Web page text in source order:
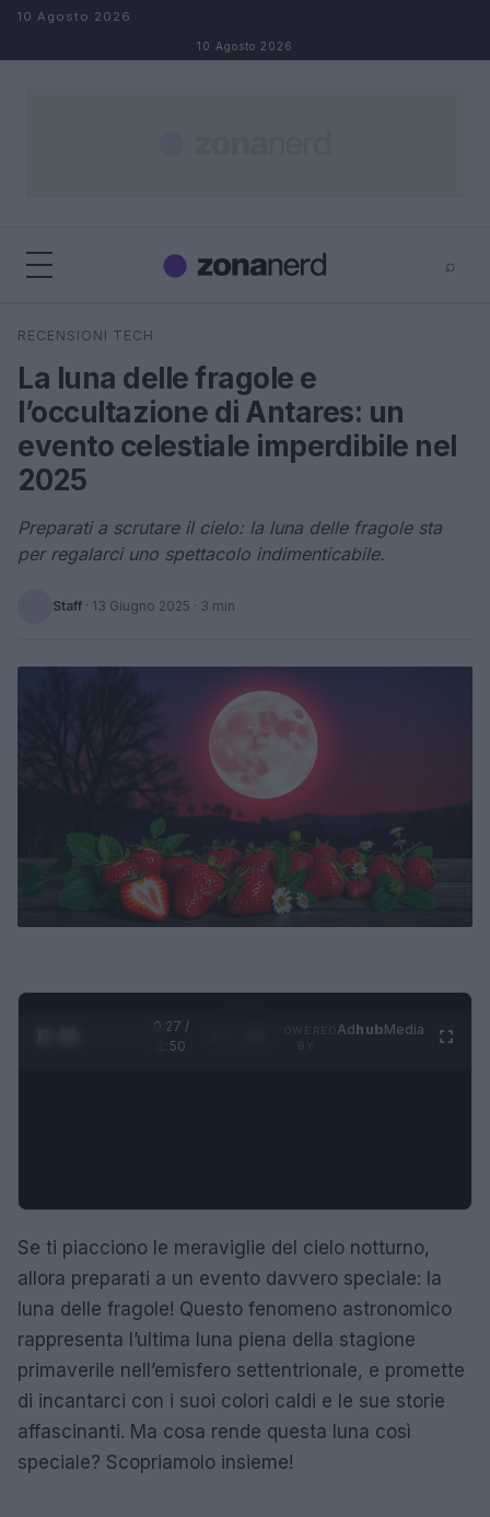
Salta al contenuto
10 Agosto 2026
10 Agosto 2026
⌕
Cerca
RECENSIONI TECH
La luna delle fragole e
l’occultazione di Antares: un
evento celestiale imperdibile nel
2025
Preparati a scrutare il cielo: la luna delle fragole sta
per regalarci uno spettacolo indimenticabile.
Staff · 13 Giugno 2025 · 3 min
0:28 /
1:50
AdhubMedia
Se ti piacciono le meraviglie del cielo notturno,
allora preparati a un evento davvero speciale: la
luna delle fragole! Questo fenomeno astronomico
rappresenta l’ultima luna piena della stagione
primaverile nell’emisfero settentrionale, e promette
di incantarci con i suoi colori caldi e le sue storie
affascinanti. Ma cosa rende questa luna così
speciale? Scopriamolo insieme!